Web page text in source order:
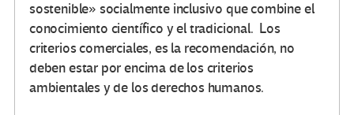
sostenible» socialmente inclusivo que combine el
conocimiento científico y el tradicional. Los
criterios comerciales, es la recomendación, no
deben estar por encima de los criterios
ambientales y de los derechos humanos.